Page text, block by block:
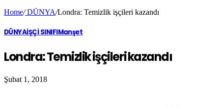
Home/DÜNYA/Londra: Temizlik işçileri kazandı
DÜNYAİŞÇİ SINIFIManşet
Londra: Temizlik işçileri kazandı
Şubat 1, 2018